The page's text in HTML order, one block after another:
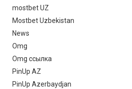
mostbet UZ
Mostbet Uzbekistan
News
Omg
Omg ссылка
PinUp AZ
PinUp Azerbaydjan